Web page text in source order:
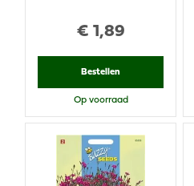
€ 1 ,89
Bestellen
Op voorraad